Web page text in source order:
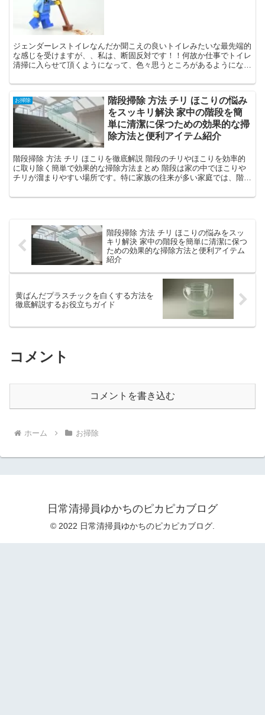
ジェンダーレストイレなんだか聞こえの良いトイレみたいな最先端的
な感じを受けますが、、私は、断固反対です！！何故か仕事でトイレ
清掃に入らせて頂くようになって、色々思うところがあるようになり
お掃除
階段掃除 方法 チリ ほこりの悩み
をスッキリ解決 家中の階段を簡
単に清潔に保つための効果的な掃
除方法と便利アイテム紹介
階段掃除 方法 チリ ほこりを徹底解説 階段のチリやほこりを効率的
に取り除く簡単で効果的な掃除方法まとめ 階段は家の中でほこりや
チリが溜まりやすい場所です。特に家族の往来が多い家庭では、階段
階段掃除 方法 チリ ほこりの悩みをスッ
キリ解決 家中の階段を簡単に清潔に保つ
ための効果的な掃除方法と便利アイテム
紹介
黄ばんだプラスチックを白くする方法を
徹底解説するお役立ちガイド
コメント
コメントを書き込む
ホーム お掃除
日常清掃員ゆかちのピカピカブログ
© 2022 日常清掃員ゆかちのピカピカブログ.